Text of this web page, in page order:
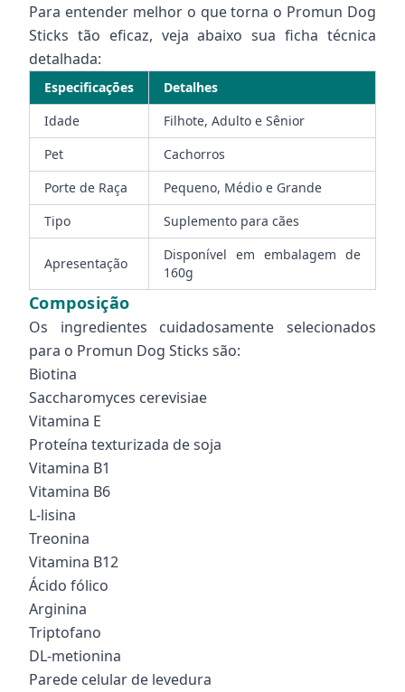
Para entender melhor o que torna o Promun Dog
Sticks tão eficaz, veja abaixo sua ficha técnica
detalhada:
Especificações
Detalhes
Idade
Filhote, Adulto e Sênior
Pet
Cachorros
Porte de Raça
Pequeno, Médio e Grande
Tipo
Suplemento para cães
Apresentação
Disponível em embalagem de
160g
Composição
Os ingredientes cuidadosamente selecionados
para o Promun Dog Sticks são:
Biotina
Saccharomyces cerevisiae
Vitamina E
Proteína texturizada de soja
Vitamina B1
Vitamina B6
L-lisina
Treonina
Vitamina B12
Ácido fólico
Arginina
Triptofano
DL-metionina
Parede celular de levedura